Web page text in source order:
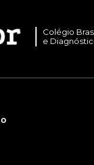
Colégio
e